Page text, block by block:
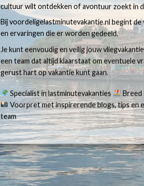
cultuur wilt ontdekken of avontuur zoekt in
Bij voordeligelastminutevakantie.nl begint
en ervaringen die er worden gedeeld.
Je kunt eenvoudig en veilig jouw
een team dat altijd klaarstaat om eventuele
gerust hart op vakantie kunt gaan.
Specialist in lastminutevakanties
Breed
Voorpret met inspirerende blogs, tips en
team